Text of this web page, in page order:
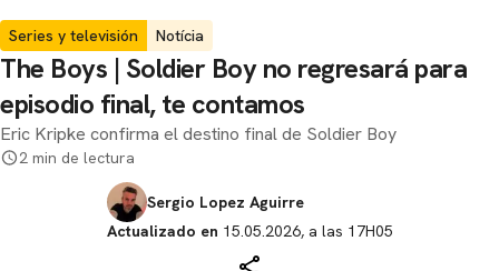
Series y televisión Notícia
The Boys | Soldier Boy no regresará para
episodio final, te contamos
Eric Kripke confirma el destino final de Soldier Boy
2 min de lectura
Sergio Lopez Aguirre
Actualizado en 15.05.2026, a las 17H05